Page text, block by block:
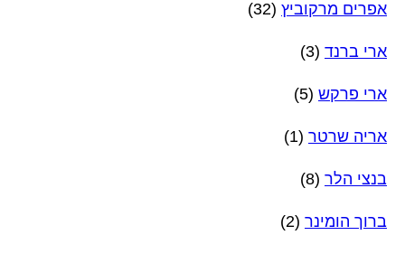
אפרים מרקוביץ (32)
ארי ברנד (3)
ארי פרקש (5)
אריה שרטר (1)
בנצי הלר (8)
ברוך הומינר (2)